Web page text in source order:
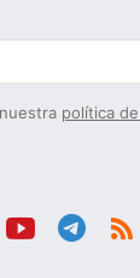
política